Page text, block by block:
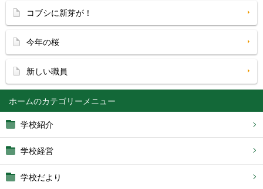
ホーム
学校紹介
学校経営
学校だより
コブシに新芽が！
今年の桜
新しい職員